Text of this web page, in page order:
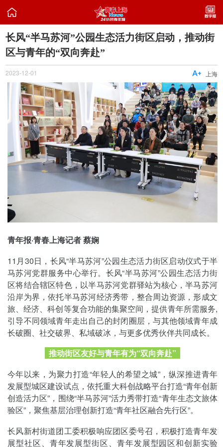

长风“半马苏河”公园生态活力街区启动，推动街
区与青年的“双向奔赴”
2023-12-01 上海

青年报·青春上海记者 蔡娴
11月30日，长风“半马苏河”公园生态活力街区启动仪式于半
马苏河党群服务中心举行。长风“半马苏河”公园生态活力街
区将结合辖区特色，以半马苏河党群驿站为核心，半马苏河
沿岸为界，依托半马苏河经济秀带，整合周边资源，形成文
旅、经济、科创等复合功能的集聚空间，提供青年所需服务,
引导不同领域青年走出自己的封闭圈层，与其他领域青年成
长破圈、社交破界、私域破冰，与更多优秀伙伴共同成长。
推动街区友好与青年有为“双向奔赴”
今年以来，为聚力打造“年轻人的希望之城”，纵深推进青年
发展型城区建设试点，依托重大科创战略平台打造“青年创新
创造活力区”，围绕“半马苏河”活力秀带打造“青年生态文旅体
验区”，聚焦基层治理创新打造“青年社区融合先行区”。
长风新村街道团工委积极响应团区委号召，积极打造青年发
展型社区、青年发展型街区、青年发展型园区和创新实验